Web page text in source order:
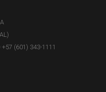
(601) 343-1111